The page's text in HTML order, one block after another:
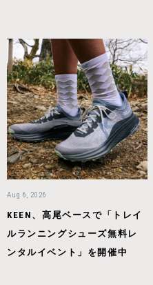
Aug 6, 2026
KEEN、高尾ベースで「トレイ
ルランニングシューズ無料レ
ンタルイベント」を開催中